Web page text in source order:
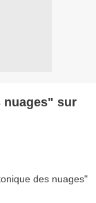
nuages" sur